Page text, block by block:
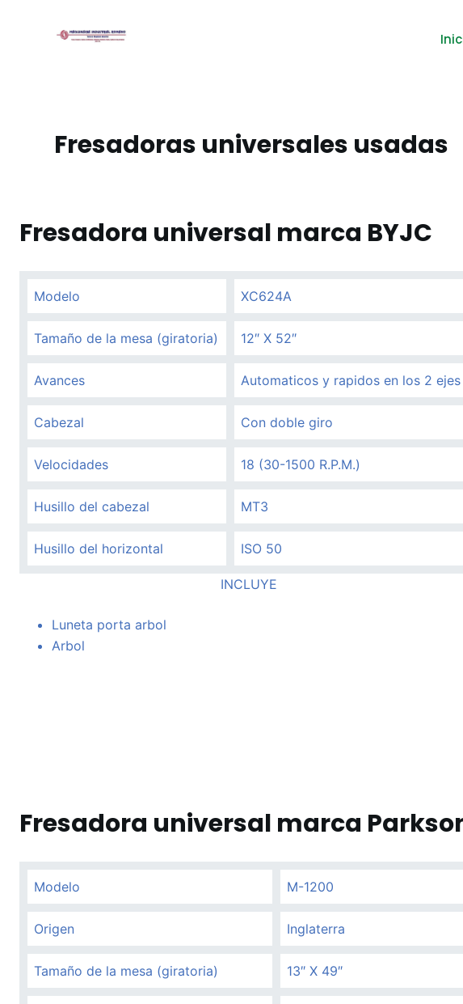
n
e
Fresadoras universales usadas
Fresadora universal marca BYJC
Modelo XC624A
Tamaño de la mesa (giratoria) 12″ X 52″
Avances Automaticos y rapidos en los 2 ejes
Cabezal Con doble giro
Velocidades 18 (30-1500 R.P.M.)
Husillo del cabezal MT3
Husillo del horizontal ISO 50
INCLUYE
Luneta porta arbol
Arbol
Fresadora universal marca
Modelo M-1200
Origen Inglaterra
Tamaño de la mesa (giratoria) 13″ X 49″